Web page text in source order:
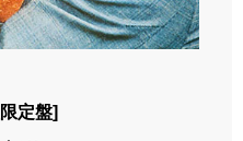
定盤]